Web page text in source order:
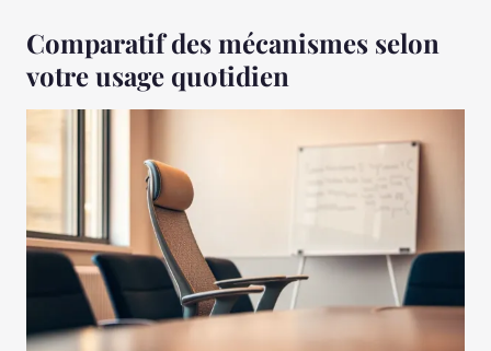
Comparatif des mécanismes selon
votre usage quotidien